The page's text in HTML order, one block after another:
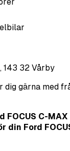
143 32 Vårby
dig gärna med
C-MAX
din Ford